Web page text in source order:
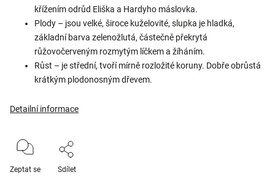
křížením odrůd Eliška a Hardyho máslovka.
Plody – jsou velké, široce kuželovité, slupka je hladká,
základní barva zelenožlutá, částečně překrytá
růžovočerveným rozmytým líčkem a žíháním.
Růst – je střední, tvoří mírně rozložité koruny. Dobře obrůstá
krátkým plodonosným dřevem.
Detailní informace
Zeptat se Sdílet